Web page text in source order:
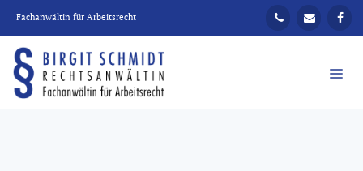
Zum
Inhalt
springen
Fachanwältin für Arbeitsrecht